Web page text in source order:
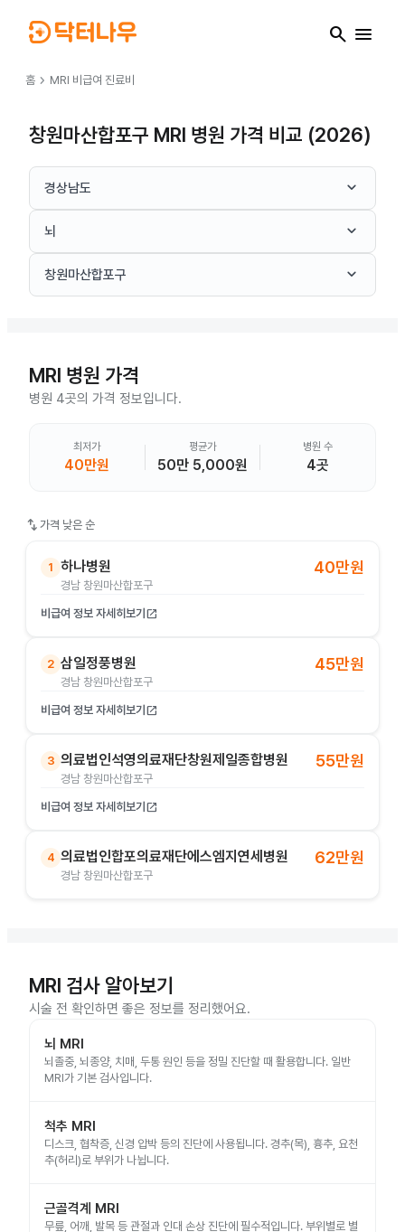
search menu
홈 chevron_right MRI 비급여 진료비
창원마산합포구 MRI 병원 가격 비교 (2026)
경상남도 keyboard_arrow_down
뇌 keyboard_arrow_down
창원마산합포구 keyboard_arrow_down
MRI 병원 가격
병원 4곳의 가격 정보입니다.
최저가
40만원
평균가
50만 5,000원
병원 수
4곳
swap_vert 가격 낮은 순
1 하나병원
경남 창원마산합포구
40만원
비급여 정보 자세히보기 open_in_new
2 삼일정풍병원
경남 창원마산합포구
45만원
비급여 정보 자세히보기 open_in_new
3 의료법인석영의료재단창원제일종합병원
경남 창원마산합포구
55만원
비급여 정보 자세히보기 open_in_new
4 의료법인합포의료재단에스엠지연세병원
경남 창원마산합포구
62만원
MRI 검사 알아보기
시술 전 확인하면 좋은 정보를 정리했어요.
뇌 MRI
뇌졸중, 뇌종양, 치매, 두통 원인 등을 정밀 진단할 때 활용합니다. 일반
MRI가 기본 검사입니다.
척추 MRI
디스크, 협착증, 신경 압박 등의 진단에 사용됩니다. 경추(목), 흉추, 요천
추(허리)로 부위가 나뉩니다.
근골격계 MRI
무릎, 어깨, 발목 등 관절과 인대 손상 진단에 필수적입니다. 부위별로 별